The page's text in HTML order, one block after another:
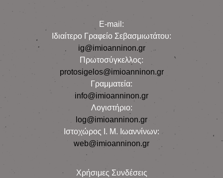
E-mail:
Iδιαίτερο Γραφείο Σεβασμιωτάτου:
ig@imioanninon.gr
Πρωτοσύγκελλος:
protosigelos@imioanninon.gr
Γραμματεία:
info@imioanninon.gr
Λογιστήριο:
log@imioanninon.gr
Ιστοχώρος Ι. Μ. Ιωαννίνων:
web@imioanninon.gr
Χρήσιμες Συνδέσεις